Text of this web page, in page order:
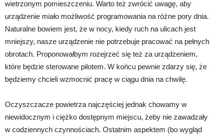
wietrzonym pomieszczeniu. Warto też zwrócić uwagę, aby
urządzenie miało możliwość programowania na różne pory dnia.
Naturalne bowiem jest, że w nocy, kiedy ruch na ulicach jest
mniejszy, nasze urządzenie nie potrzebuje pracować na pełnych
obrotach. Proponowałbym rozejrzeć się też za urządzeniem,
które będzie sterowane pilotem. W końcu pewnie zdarzy się, że
będziemy chcieli wzmocnić pracę w ciągu dnia na chwilę.
Oczyszczacze powietrza najczęściej jednak chowamy w
niewidocznym i ciężko dostępnym miejscu, żeby nie zawadzały
w codziennych czynnościach. Ostatnim aspektem (bo wygląd